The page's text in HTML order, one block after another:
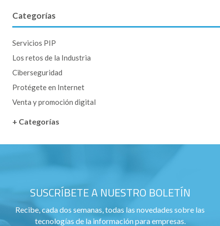
Categorías
Servicios PIP
Los retos de la Industria
Ciberseguridad
Protégete en Internet
Venta y promoción digital
+ Categorías
SUSCRÍBETE A NUESTRO BOLETÍN
Recibe, cada dos semanas, todas las novedades sobre las
tecnologías de la información para empresas.